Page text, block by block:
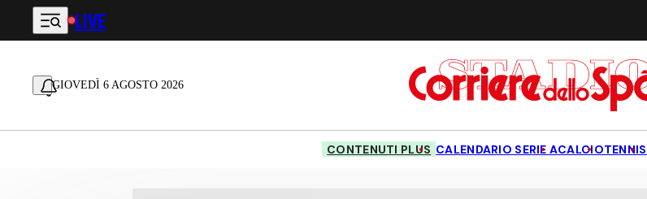
Vai al contenuto principale
LIVE
GIOVEDÌ 6 AGOSTO 2026
CONTENUTI PLUS CALENDARIO SERIE ACALCIOTENNIS